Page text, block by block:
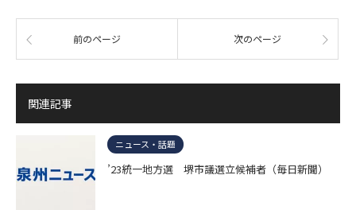
前のページ 次のページ
関連記事
ニュース・話題
’23統一地方選 堺市議選立候補者（毎日新聞）